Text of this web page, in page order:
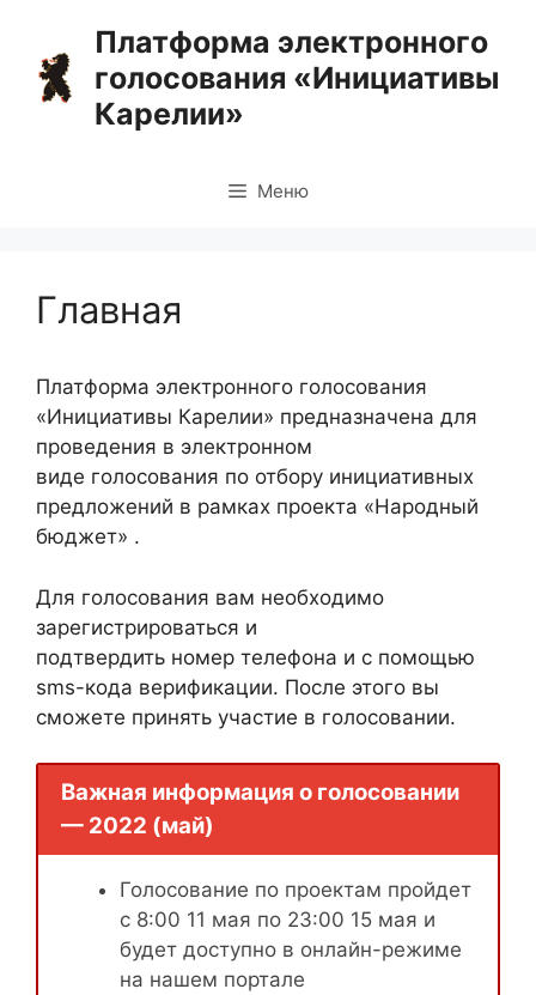
содержимому
Платформа электронного
голосования «Инициативы
Карелии»
Меню
Главная
Платформа электронного голосования
«Инициативы Карелии» предназначена для
проведения в электронном
виде голосования по отбору инициативных
предложений в рамках проекта «Народный
бюджет» .
Для голосования вам необходимо
зарегистрироваться и
подтвердить номер телефона и с помощью
sms-кода верификации. После этого вы
сможете принять участие в голосовании.
Важная информация о голосовании
— 2022 (май)
Голосование по проектам пройдет
с 8:00 11 мая по 23:00 15 мая и
будет доступно в онлайн-режиме
на нашем портале